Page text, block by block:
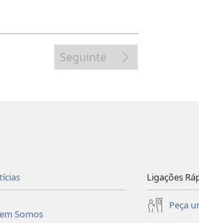
Seguinte
Somos
Ligações
Peça